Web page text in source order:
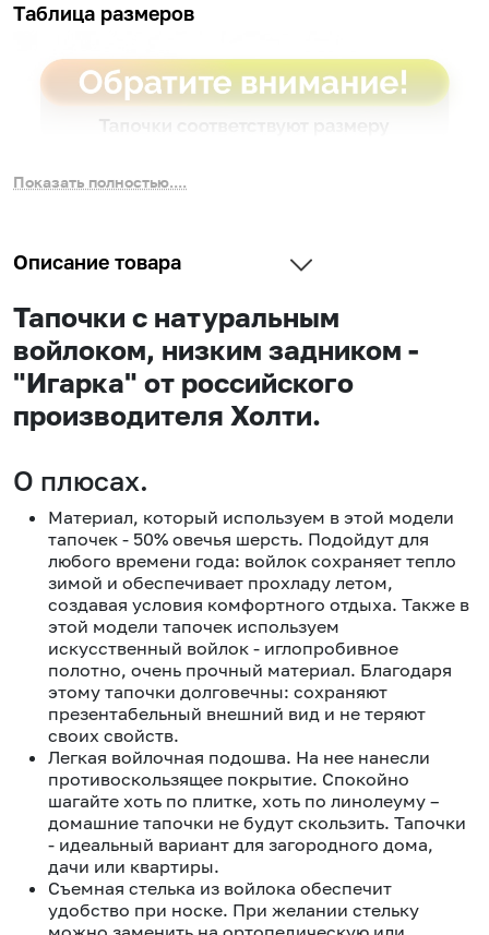
Таблица размеров
Показать полностью....
Описание товара
Тапочки с натуральным
войлоком, низким задником -
"Игарка" от российского
производителя Холти.
О плюсах.
Материал, который используем в этой модели
тапочек - 50% овечья шерсть. Подойдут для
любого времени года: войлок сохраняет тепло
зимой и обеспечивает прохладу летом,
создавая условия комфортного отдыха. Также в
этой модели тапочек используем
искусственный войлок - иглопробивное
полотно, очень прочный материал. Благодаря
этому тапочки долговечны: сохраняют
презентабельный внешний вид и не теряют
своих свойств.
Легкая войлочная подошва. На нее нанесли
противоскользящее покрытие. Спокойно
шагайте хоть по плитке, хоть по линолеуму –
домашние тапочки не будут скользить. Тапочки
- идеальный вариант для загородного дома,
дачи или квартиры.
Съемная стелька из войлока обеспечит
удобство при носке. При желании стельку